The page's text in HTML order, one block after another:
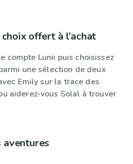
offert à l’achat
compte Lunii puis choisissez
une sélection de deux
Emily sur la trace des
aiderez-vous Solal à trouver
aventures